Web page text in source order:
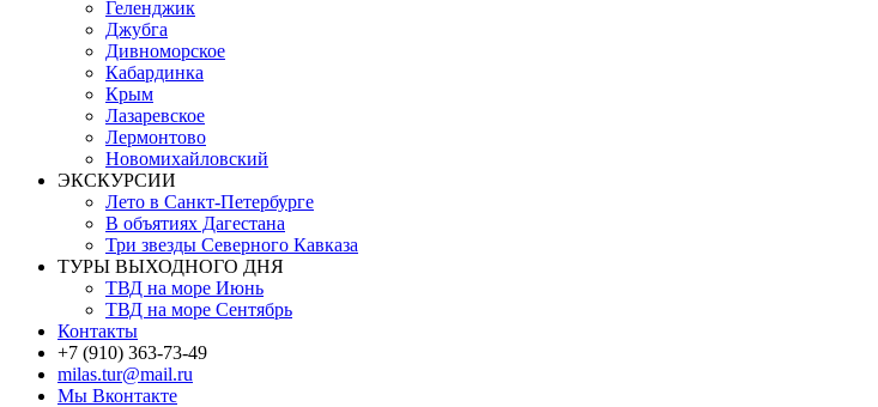
Геленджик
Джубга
Дивноморское
Кабардинка
Крым
Лазаревское
Лермонтово
Новомихайловский
ЭКСКУРСИИ
Лето в Санкт-Петербурге
В объятиях Дагестана
Три звезды Северного Кавказа
ТУРЫ ВЫХОДНОГО ДНЯ
ТВД на море Июнь
ТВД на море Сентябрь
Контакты
+7 (910) 363-73-49
milas.tur@mail.ru
Мы Вконтакте